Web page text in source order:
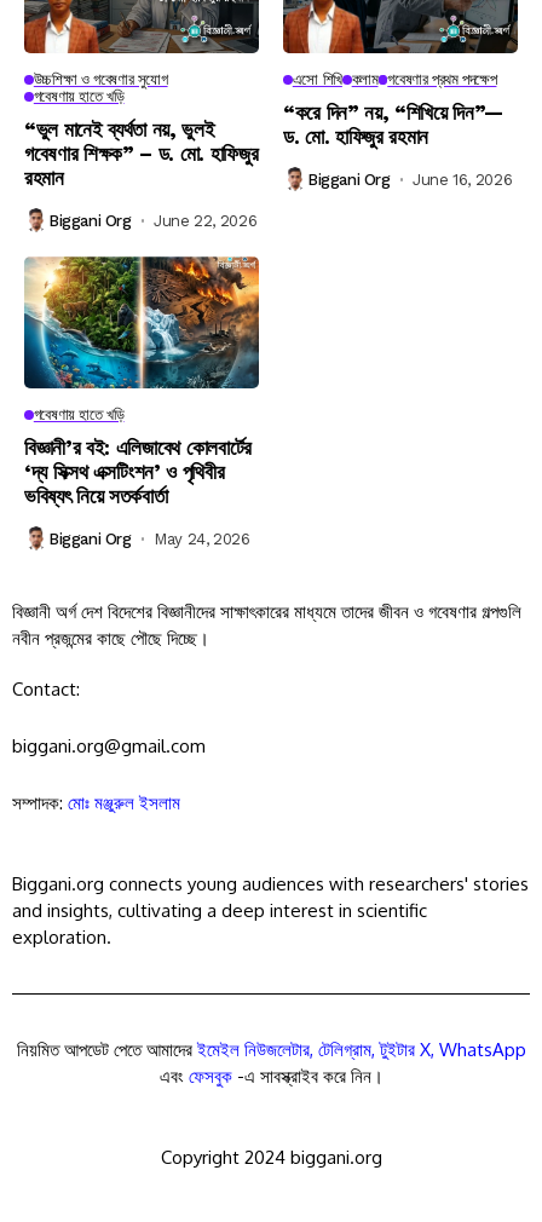
উচ্চশিক্ষা ও গবেষণার সুযোগ
গবেষণায় হাতে খড়ি
“ভুল মানেই ব্যর্থতা নয়, ভুলই
গবেষণার শিক্ষক” – ড. মো. হাফিজুর
রহমান
Biggani Org June 22, 2026
এসো শিখি কলাম গবেষণার প্রথম পদক্ষেপ
“করে দিন” নয়, “শিখিয়ে দিন”—
ড. মো. হাফিজুর রহমান
Biggani Org June 16, 2026
গবেষণায় হাতে খড়ি
বিজ্ঞানী’র বই: এলিজাবেথ কোলবার্টের
‘দ্য সিক্সথ এক্সটিংশন’ ও পৃথিবীর
ভবিষ্যৎ নিয়ে সতর্কবার্তা
Biggani Org May 24, 2026
বিজ্ঞানী অর্গ দেশ বিদেশের বিজ্ঞানীদের সাক্ষাৎকারের মাধ্যমে তাদের জীবন ও গবেষণার গল্পগুলি
নবীন প্রজন্মের কাছে পৌছে দিচ্ছে।
Contact:
biggani.org@gmail.com
সম্পাদক: মোঃ মঞ্জুরুল ইসলাম
Biggani.org connects young audiences with researchers' stories
and insights, cultivating a deep interest in scientific
exploration.
নিয়মিত আপডেট পেতে আমাদেরইমেইল নিউজলেটার, টেলিগ্রাম,টুইটার X, WhatsApp
এবং ফেসবুক-এ সাবস্ক্রাইব করে নিন।
Copyright 2024 biggani.org